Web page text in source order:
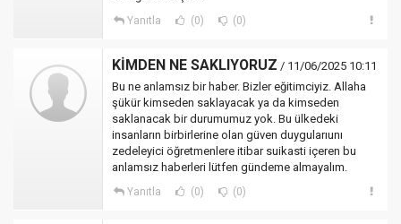
Yanıtla (0) (0)
KİMDEN NE SAKLIYORUZ / 11/06/2025 10:11
Bu ne anlamsız bir haber. Bizler eğitimciyiz. Allaha
şükür kimseden saklayacak ya da kimseden
saklanacak bir durumumuz yok. Bu ülkedeki
insanların birbirlerine olan güven duygularıunı
zedeleyici öğretmenlere itibar suikasti içeren bu
anlamsız haberleri lütfen gündeme almayalım.
Yanıtla (0) (0)